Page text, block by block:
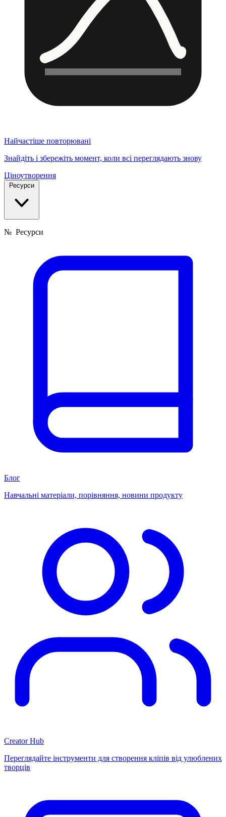
Найчастіше повторювані
Знайдіть і збережіть момент, коли всі переглядають знову
Ціноутворення
Ресурси
№ Ресурси
Блог
Навчальні матеріали, порівняння, новини продукту
Creator Hub
Переглядайте інструменти для створення кліпів від улюблених
творців